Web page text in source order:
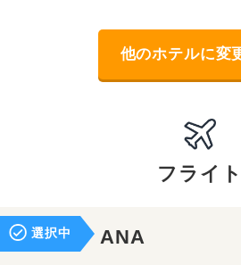
他のホテルに変
フライト
選択中 ANA